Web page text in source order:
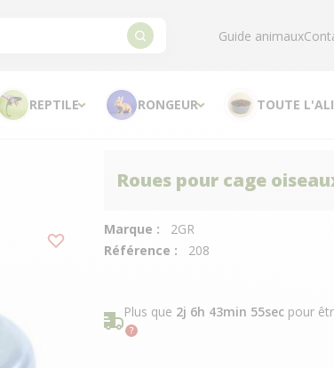
Guide animaux
REPTILE RONGEUR TOUTE
Roues pour cage
Marque :
2GR
Référence :
208
Plus que 2j 6h 43min 55secpour